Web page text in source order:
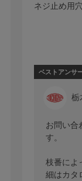
ネジ止め用
栃
お問い合
す。
枝番によ
細はカタ
ベストアンサ